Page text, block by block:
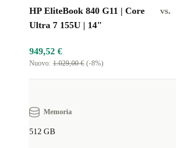
HP EliteBook 840 G11 | Core
Ultra 7 155U | 14"
vs.
949,52 €
Nuovo: 1.029,00 € (-8%)
Memoria
512 GB